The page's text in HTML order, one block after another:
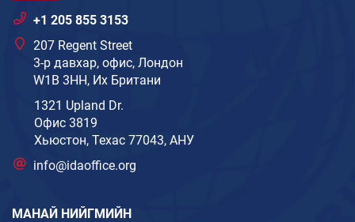
+1 205 855 3153
207 Regent Street
3-р давхар, офис, Лондон
W1B 3HH, Их Британи
1321 Upland Dr.
Офис 3819
Хьюстон, Техас 77043, АНУ
info@idaoffice.org
МАНАЙ НИЙГМИЙН